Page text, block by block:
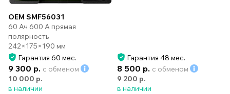
OEM SMF56031
60 Ач 600 А прямая
полярность
242×175×190 мм
Гарантия 60 мес.
9 300 р. с обменом
10 000 р.
в наличии
Гарантия 48 мес.
8 500 р. с обменом
9 200 р.
в наличии